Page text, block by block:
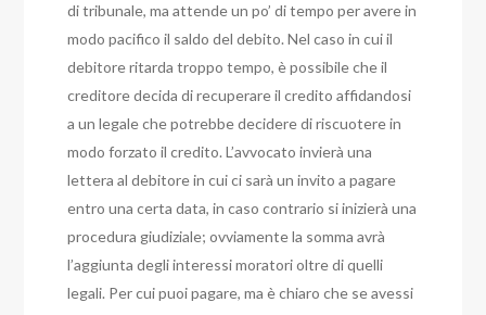
di tribunale, ma attende un po’ di tempo per avere in
modo pacifico il saldo del debito. Nel caso in cui il
debitore ritarda troppo tempo, è possibile che il
creditore decida di recuperare il credito affidandosi
a un legale che potrebbe decidere di riscuotere in
modo forzato il credito. L’avvocato invierà una
lettera al debitore in cui ci sarà un invito a pagare
entro una certa data, in caso contrario si inizierà una
procedura giudiziale; ovviamente la somma avrà
l’aggiunta degli interessi moratori oltre di quelli
legali. Per cui puoi pagare, ma è chiaro che se avessi